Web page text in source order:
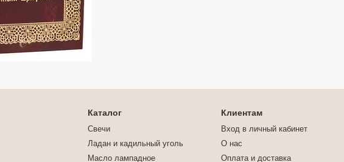
Каталог
Свечи
Ладан и кадильный уголь
Масло лампадное
Клиентам
Вход в личный кабинет
О нас
Оплата и доставка